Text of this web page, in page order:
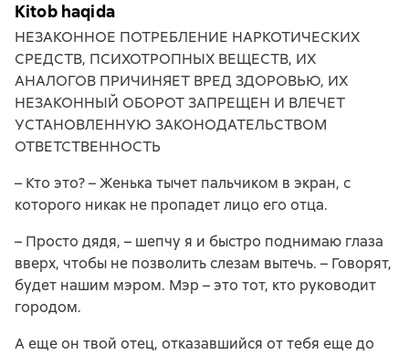
Kitob haqida
НЕЗАКОННОЕ ПОТРЕБЛЕНИЕ НАРКОТИЧЕСКИХ
СРЕДСТВ, ПСИХОТРОПНЫХ ВЕЩЕСТВ, ИХ
АНАЛОГОВ ПРИЧИНЯЕТ ВРЕД ЗДОРОВЬЮ, ИХ
НЕЗАКОННЫЙ ОБОРОТ ЗАПРЕЩЕН И ВЛЕЧЕТ
УСТАНОВЛЕННУЮ ЗАКОНОДАТЕЛЬСТВОМ
ОТВЕТСТВЕННОСТЬ
– Кто это? – Женька тычет пальчиком в экран, с
которого никак не пропадет лицо его отца.
– Просто дядя, – шепчу я и быстро поднимаю глаза
вверх, чтобы не позволить слезам вытечь. – Говорят,
будет нашим мэром. Мэр – это тот, кто руководит
городом.
А еще он твой отец, отказавшийся от тебя еще до